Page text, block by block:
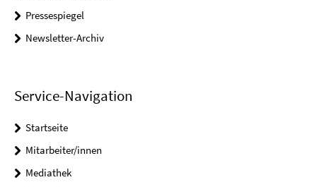
Pressespiegel
Newsletter-Archiv
Service-Navigation
Startseite
Mitarbeiter/innen
Mediathek